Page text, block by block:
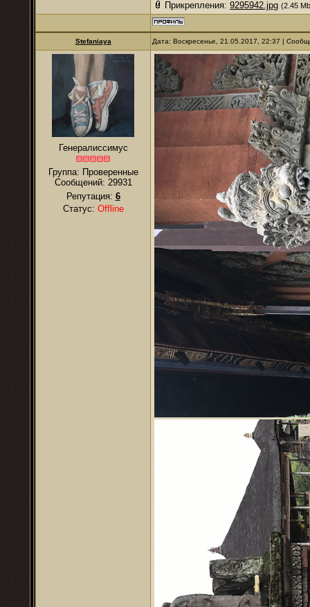
Прикрепления: 9295942.jpg (2.45
Stefaniaya Дата: Воскресенье, 21.05.2017, 22:37 |
Генералиссимус
Группа: Проверенные
Сообщений: 29931
Репутация: 6
Статус: Offline